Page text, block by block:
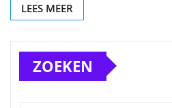
LEES MEER
ZOEKEN